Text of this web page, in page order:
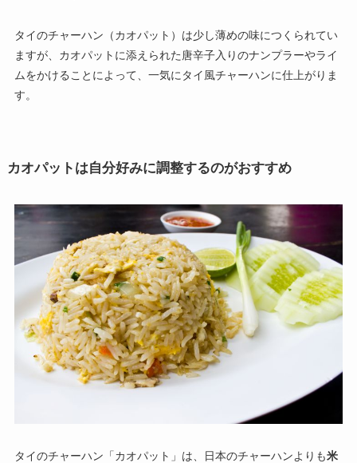
タイのチャーハン（カオパット）は少し薄めの味につくられてい
ますが、カオパットに添えられた唐辛子入りのナンプラーやライ
ムをかけることによって、一気にタイ風チャーハンに仕上がりま
す。
カオパットは自分好みに調整するのがおすすめ
タイのチャーハン「カオパット」は、日本のチャーハンよりも米